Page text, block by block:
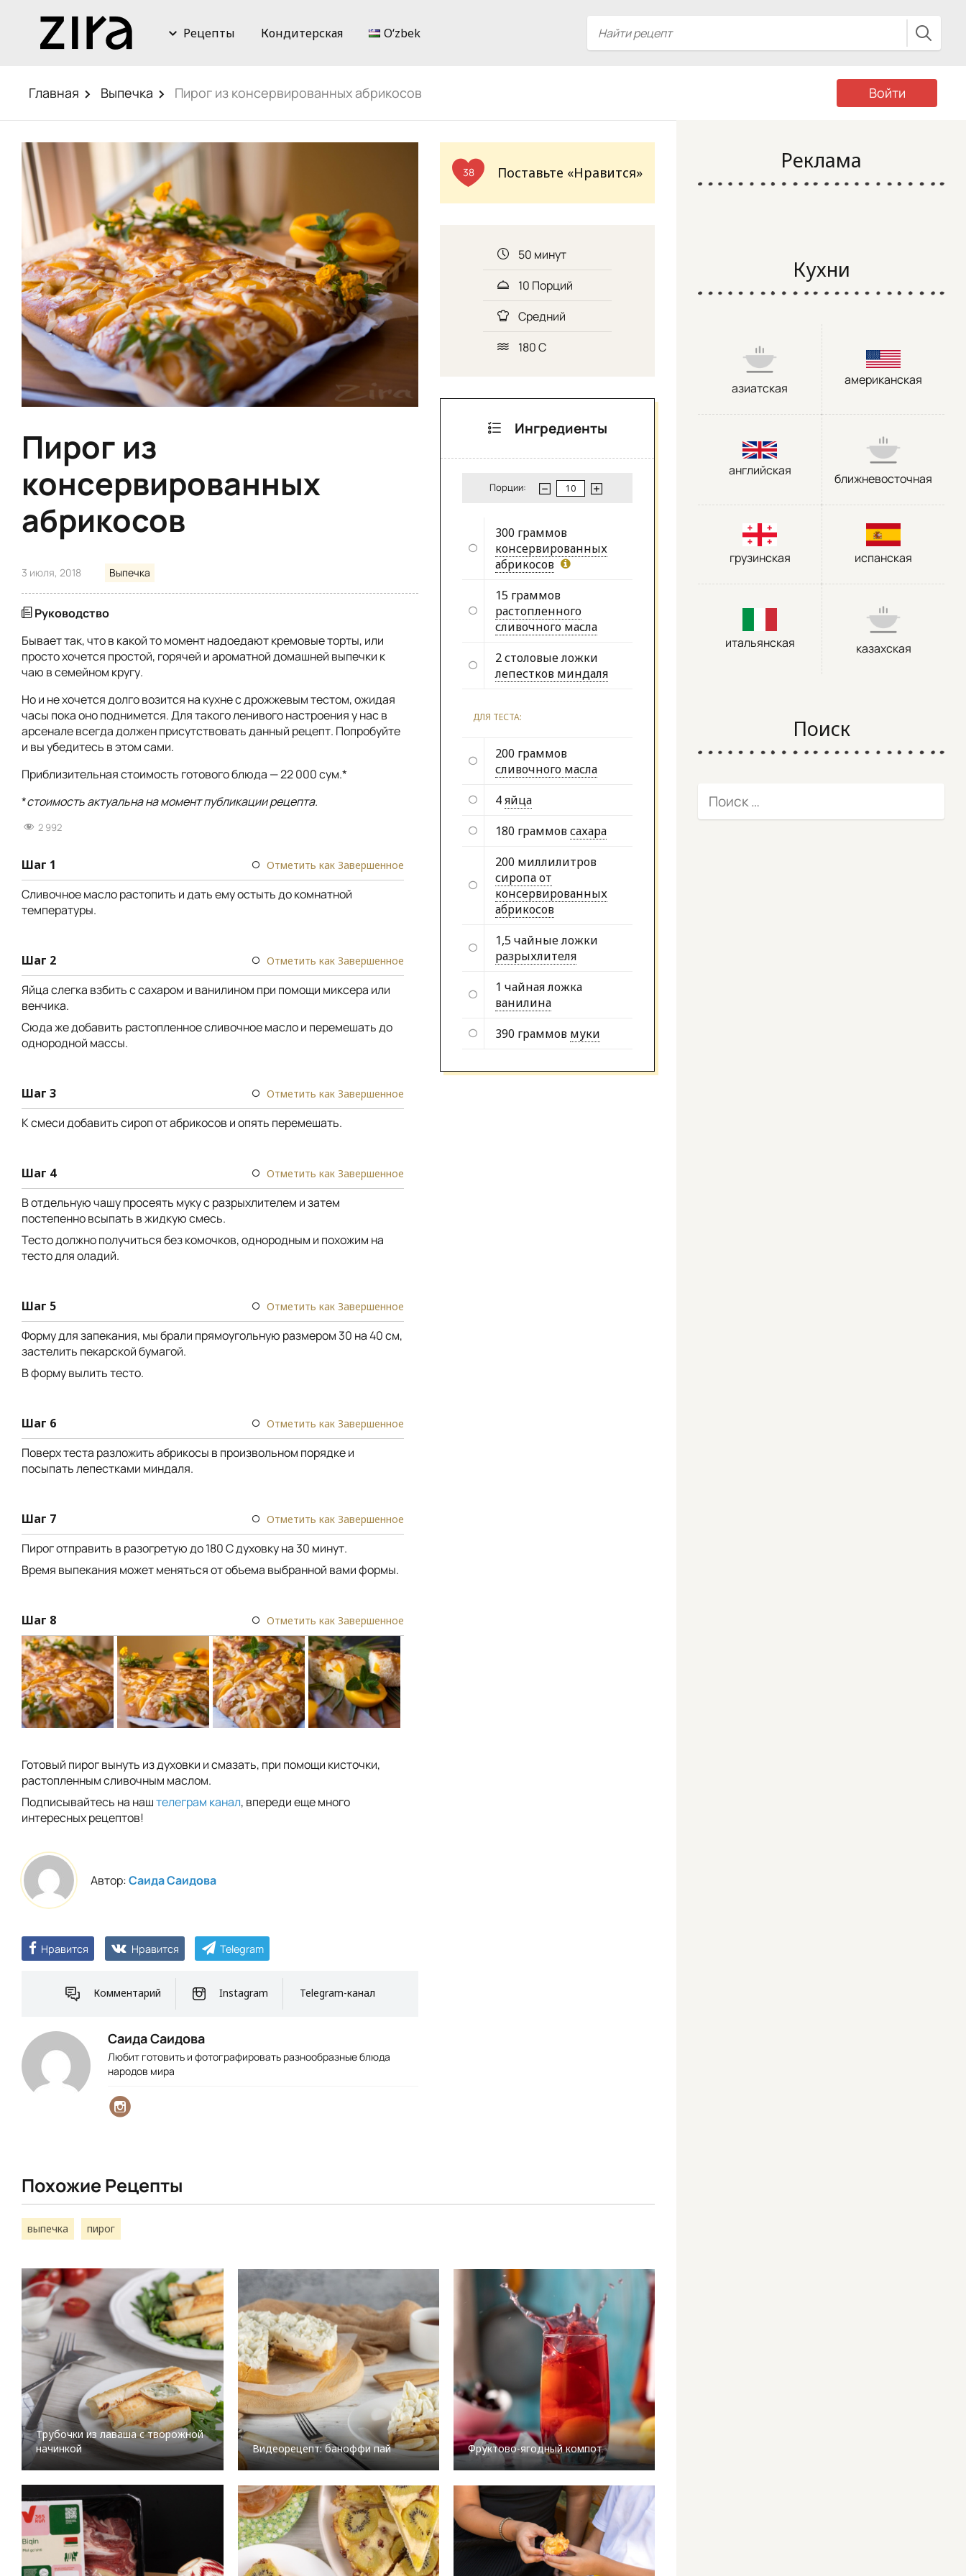
Рецепты Кондитерская Oʻzbek
Главная Выпечка Пирог из консервированных абрикосов Войти
Пирог из
консервированных
абрикосов
3 июля, 2018 Выпечка
Руководство
Бывает так, что в какой то момент надоедают кремовые торты, или
просто хочется простой, горячей и ароматной домашней выпечки к
чаю в семейном кругу.
Но и не хочется долго возится на кухне с дрожжевым тестом, ожидая
часы пока оно поднимется. Для такого ленивого настроения у нас в
арсенале всегда должен присутствовать данный рецепт. Попробуйте
и вы убедитесь в этом сами.
Приблизительная стоимость готового блюда — 22 000 сум.*
*стоимость актуальна на момент публикации рецепта.
2 992
Шаг 1 Отметить как Завершенное
Сливочное масло растопить и дать ему остыть до комнатной
температуры.
Шаг 2 Отметить как Завершенное
Яйца слегка взбить с сахаром и ванилином при помощи миксера или
венчика.
Сюда же добавить растопленное сливочное масло и перемешать до
однородной массы.
Шаг 3 Отметить как Завершенное
К смеси добавить сироп от абрикосов и опять перемешать.
Шаг 4 Отметить как Завершенное
В отдельную чашу просеять муку с разрыхлителем и затем
постепенно всыпать в жидкую смесь.
Тесто должно получиться без комочков, однородным и похожим на
тесто для оладий.
Шаг 5 Отметить как Завершенное
Форму для запекания, мы брали прямоугольную размером 30 на 40 см,
застелить пекарской бумагой.
В форму вылить тесто.
Шаг 6 Отметить как Завершенное
Поверх теста разложить абрикосы в произвольном порядке и
посыпать лепестками миндаля.
Шаг 7 Отметить как Завершенное
Пирог отправить в разогретую до 180 С духовку на 30 минут.
Время выпекания может меняться от объема выбранной вами формы.
Шаг 8 Отметить как Завершенное
Готовый пирог вынуть из духовки и смазать, при помощи кисточки,
растопленным сливочным маслом.
Подписывайтесь на наштелеграм канал, впереди еще много
интересных рецептов!
Автор:Саида Саидова
Нравится Нравится Telegram
Комментарий Instagram Telegram-канал
Саида Саидова
Любит готовить и фотографировать разнообразные блюда
народов мира
38 Поставьте «Нравится»
50 минут
10 Порций
Средний
180 С
Ингредиенты
Порции:
300 граммов
консервированных
абрикосов
15 граммов
растопленного
сливочного масла
2 столовые ложки
лепестков миндаля
ДЛЯ ТЕСТА:
200 граммов
сливочного масла
4яйца
180 граммовсахара
200 миллилитров
сиропа от
консервированных
абрикосов
1,5 чайные ложки
разрыхлителя
1 чайная ложка
ванилина
390 граммов муки
Похожие Рецепты
выпечка пирог
Трубочки из лаваша с творожной
начинкой
Видеорецепт: баноффи пай Фруктово-ягодный компот
Реклама
Кухни
азиатская
американская
английская
ближневосточная
грузинская испанская
итальянская казахская
Поиск